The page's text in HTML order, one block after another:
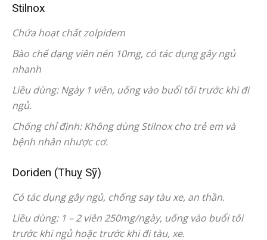
Stilnox
Chứa hoạt chất zolpidem
Bào chế dạng viên nén 10mg, có tác dụng gây ngủ
nhanh
Liều dùng: Ngày 1 viên, uống vào buổi tối trước khi đi
ngủ.
Chống chỉ định: Không dùng Stilnox cho trẻ em và
bệnh nhân nhược cơ.
Doriden (Thuỵ Sỹ)
Có tác dụng gây ngủ, chống say tàu xe, an thần.
Liều dùng: 1 – 2 viên 250mg/ngày, uống vào buổi tối
trước khi ngủ hoặc trước khi đi tàu, xe.